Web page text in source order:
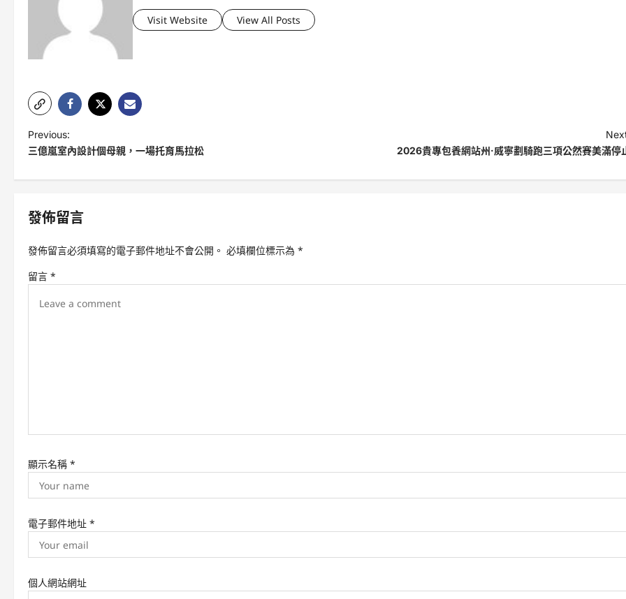
Visit Website View All Posts
P
o
s
n
a
i
Previous:
三億嵐室內設計個母親，一場托育馬拉松
2026貴專包養網站州·威寧劃騎跑三項公然賽美滿停
發佈留言
發佈留言必須填寫的電子郵件地址不會公開。 必填欄位標示為 *
留言 *
顯示名稱 *
電子郵件地址 *
個人網站網址